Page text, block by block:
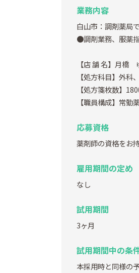
業務内容
白山市：調剤薬局
●調剤業務、服薬
【店 舗 名】月橋
【処方科目】外
【処方箋枚数】
【職員構成】常勤
応募資格
薬剤師の資格をお
雇用期間の定め
なし
試用期間
3ヶ月
試用期間中の条
本採用時と同様の